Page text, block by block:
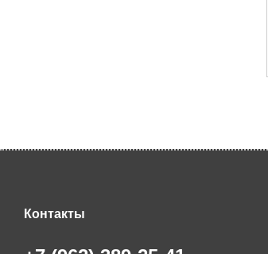
Контакты